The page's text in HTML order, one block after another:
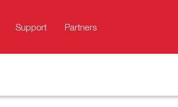
Support Partners